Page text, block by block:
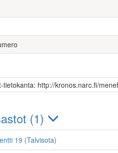
tietokanta: http://kronos.narc.fi/
(1)
19 (Talvisota)